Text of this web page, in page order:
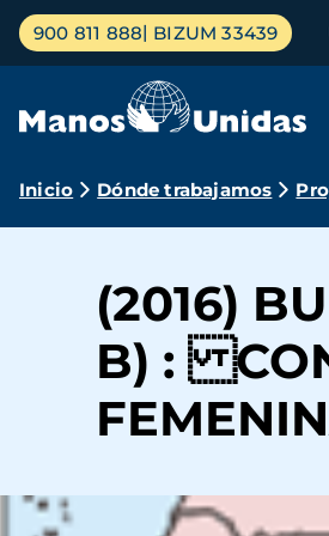
Pasar
contenido
Menú
principal
900 811 888 BIZUM 33439
Ruta
navegación
Inicio Dónde trabajamos
(2016)
B) :